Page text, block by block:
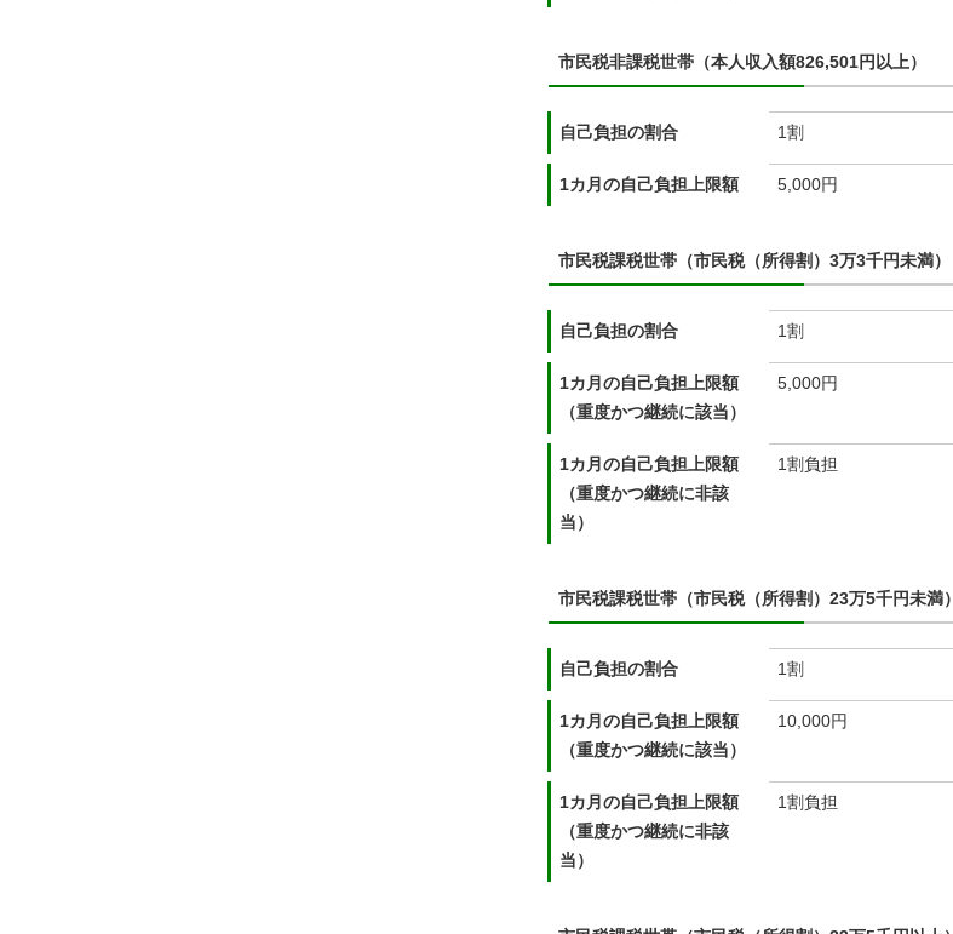
市民税非課税世帯（本人収入額826,501円以上）
自己負担の割合 1割
1カ月の自己負担上限額 5,000円
市民税課税世帯（市民税（所得割）3万3千円未満）
自己負担の割合 1割
1カ月の自己負担上限額
（重度かつ継続に該当）
5,000円
1カ月の自己負担上限額
（重度かつ継続に非該
当）
1割負担
市民税課税世帯（市民税（所得割）23万5千円未満）
自己負担の割合 1割
1カ月の自己負担上限額
（重度かつ継続に該当）
10,000円
1カ月の自己負担上限額
（重度かつ継続に非該
当）
1割負担